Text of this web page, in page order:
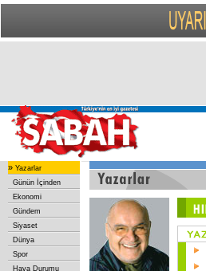
» Yazarlar
Günün İçinden
Ekonomi
Gündem
Siyaset
Dünya
Spor
Hava Durumu